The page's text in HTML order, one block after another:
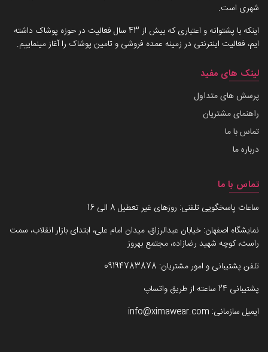
شهری است.
اینکه با پشتوانه و اعتباری که بیش از 43 سال فعالیت در حوزه پوشاک داشته
ایم، فعالیت اینترنتی در زمینه عمده فروشی و تامین پوشاک را آغاز مینماییم.
لینک های مفید
پرسش های متداول
راهنمای مشتریان
تماس با ما
درباره ما
تماس با ما
ساعات پاسخگویی تلفنی: روزهای غیر تعطیل 8 الی 16
نمایشگاه اصفهان: خیابان عبدالرزاق، میدان امام علی، ابتدای بازار انقلاب، سمت
راست، کوچه شهید رضازاده، مجتمع بهروز
تلفن پشتیبانی و امور مشتریان: 09194783878
پشتیبانی 24 ساعته از طریق واتساپ
ایمیل سازمانی: info@ximawear.com